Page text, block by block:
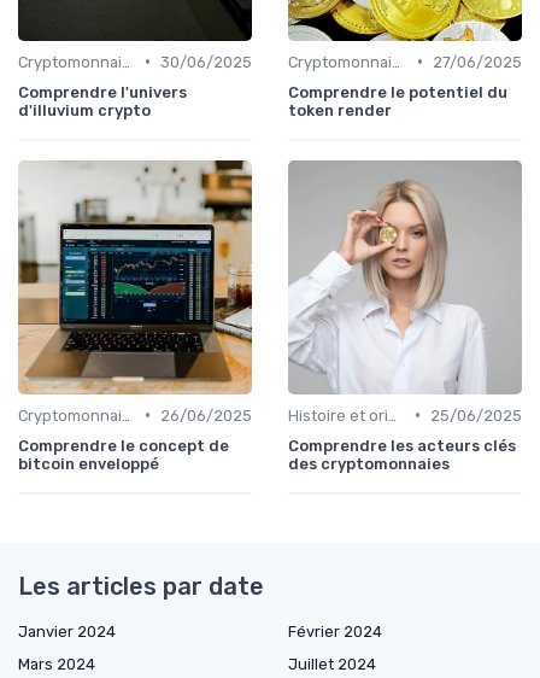
• 30/06/2025
Comprendre l'univers
d'illuvium crypto
•
27/06/2025
Comprendre le potentiel du
token render
•
26/06/2025
Comprendre le concept de
bitcoin enveloppé
•
25/06/2025
Comprendre les acteurs clés
des cryptomonnaies
Les articles par date
Janvier 2024
Février 2024
Mars 2024
Juillet 2024